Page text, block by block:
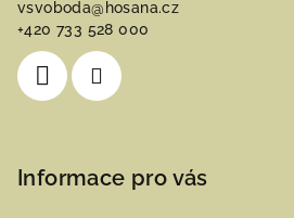
vsvoboda@ hosana.cz
+420 733 528 000
Informace pro vás